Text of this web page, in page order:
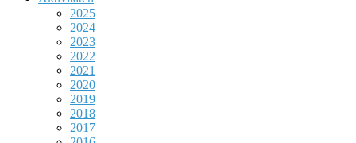
2025
2024
2023
2022
2021
2020
2019
2018
2017